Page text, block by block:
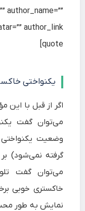
author_name=””
quote]
یکنواختی
اگر از قبل با این
می‌توان گفت
وضعیت یکنواختی
گرفته نمی‌شود) بر
خاکستری خوبی
نمایش به طور